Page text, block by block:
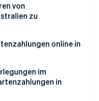
wie Stripe Lösungen für
von
zu
online in
im
in